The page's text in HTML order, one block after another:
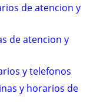
de atencion y
de atencion y
y telefonos
y horarios de